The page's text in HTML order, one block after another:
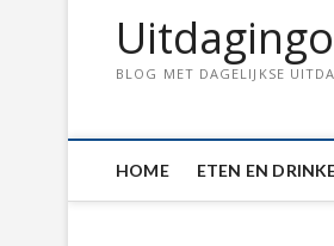
BLOG MET DAGELIJKSE
HOME ETEN EN